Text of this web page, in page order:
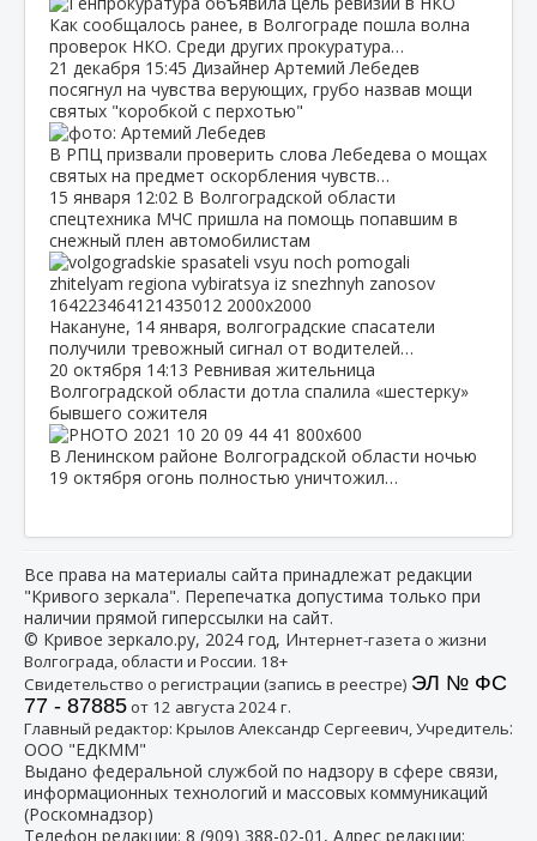
Как сообщалось ранее, в Волгограде пошла волна
проверок НКО. Среди других прокуратура…
21 декабря 15:45 Дизайнер Артемий Лебедев
посягнул на чувства верующих, грубо назвав мощи
святых "коробкой с перхотью"
В РПЦ призвали проверить слова Лебедева о мощах
святых на предмет оскорбления чувств…
15 января 12:02 В Волгоградской области
спецтехника МЧС пришла на помощь попавшим в
снежный плен автомобилистам
Накануне, 14 января, волгоградские спасатели
получили тревожный сигнал от водителей…
20 октября 14:13 Ревнивая жительница
Волгоградской области дотла спалила «шестерку»
бывшего сожителя
В Ленинском районе Волгоградской области ночью
19 октября огонь полностью уничтожил…
Все права на материалы сайта принадлежат редакции
"Кривого зеркала". Перепечатка допустима только при
наличии прямой гиперссылки на сайт.
© Кривое зеркало.ру, 2024 год, Интернет-газета о жизни
Волгограда, области и России. 18+
Свидетельство о регистрации (запись в реестре) ЭЛ № ФС
77 - 87885от 12 августа 2024 г.
Главный редактор: Крылов Александр Сергеевич, Учредитель:
ООО "ЕДКММ"
Выдано федеральной службой по надзору в сфере связи,
информационных технологий и массовых коммуникаций
(Роскомнадзор)
Телефон редакции: 8 (909) 388-02-01 , Адрес редакции: